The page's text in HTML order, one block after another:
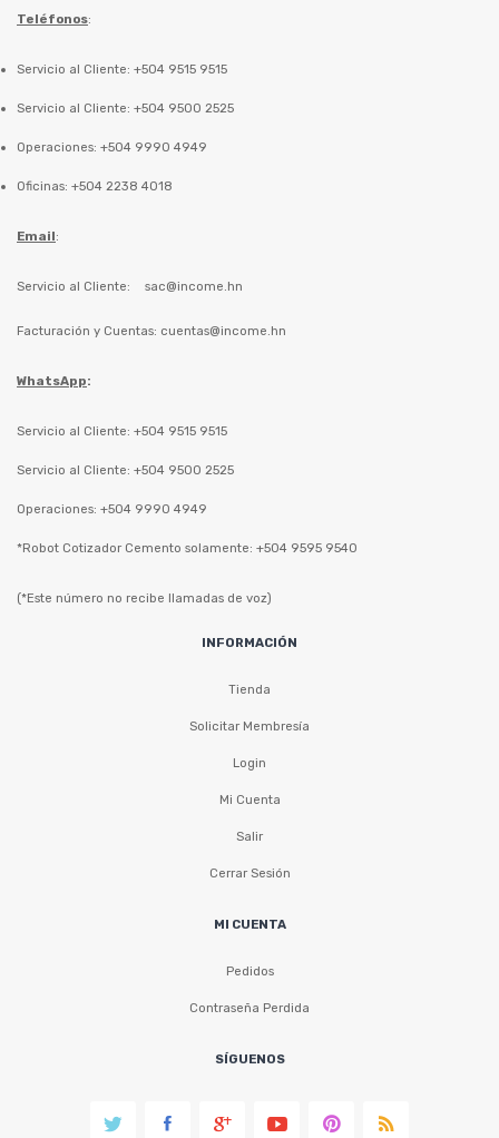
Teléfonos:
Servicio al Cliente: +504 9515 9515
Servicio al Cliente: +504 9500 2525
Operaciones: +504 9990 4949
Oficinas: +504 2238 4018
Email:
Servicio al Cliente: sac@income.hn
Facturación y Cuentas: cuentas@income.hn
WhatsApp:
Servicio al Cliente: +504 9515 9515
Servicio al Cliente: +504 9500 2525
Operaciones: +504 9990 4949
*Robot Cotizador Cemento solamente: +504 9595 9540
(*Este número no recibe llamadas de voz)
INFORMACIÓN
Tienda
Solicitar Membresía
Login
Mi Cuenta
Salir
Cerrar Sesión
MI CUENTA
Pedidos
Contraseña Perdida
SÍGUENOS